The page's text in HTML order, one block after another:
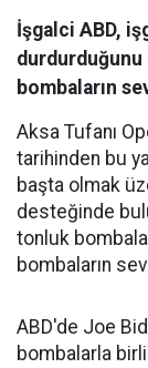
İşgalci ABD,
durdurduğunu
bombaların
Aksa Tufanı
tarihinden bu
başta olmak
desteğinde
tonluk
bombaların
ABD'de Joe
bombalarla